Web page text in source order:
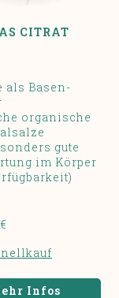
CITRAT
als Basen-
organische
gute
im Körper
Infos